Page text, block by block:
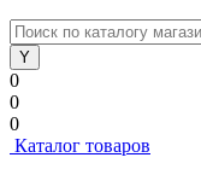
0
0
0
Каталог товаров